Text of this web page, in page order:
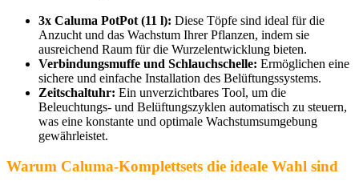
3x Caluma PotPot (11 l): Diese Töpfe sind ideal für die
Anzucht und das Wachstum Ihrer Pflanzen, indem sie
ausreichend Raum für die Wurzelentwicklung bieten.
Verbindungsmuffe und Schlauchschelle: Ermöglichen eine
sichere und einfache Installation des Belüftungssystems.
Zeitschaltuhr: Ein unverzichtbares Tool, um die
Beleuchtungs- und Belüftungszyklen automatisch zu steuern,
was eine konstante und optimale Wachstumsumgebung
gewährleistet.
Warum Caluma-Komplettsets die ideale Wahl sind